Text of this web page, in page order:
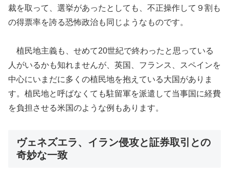
裁を取って、選挙があったとしても、不正操作して９割も
の得票率を誇る恐怖政治も同じようなものです。
植民地主義も、せめて20世紀で終わったと思っている
人がいるかも知れませんが、英国、フランス、スペインを
中心にいまだに多くの植民地を抱えている大国がありま
す。植民地と呼ばなくても駐留軍を派遣して当事国に経費
を負担させる米国のような例もあります。
ヴェネズエラ、イラン侵攻と証券取引との
奇妙な一致